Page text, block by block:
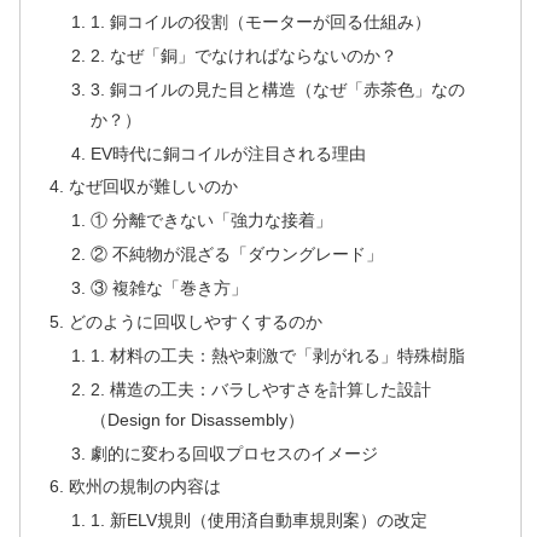
1. 銅コイルの役割（モーターが回る仕組み）
2. なぜ「銅」でなければならないのか？
3. 銅コイルの見た目と構造（なぜ「赤茶色」なの
か？）
EV時代に銅コイルが注目される理由
なぜ回収が難しいのか
① 分離できない「強力な接着」
② 不純物が混ざる「ダウングレード」
③ 複雑な「巻き方」
どのように回収しやすくするのか
1. 材料の工夫：熱や刺激で「剥がれる」特殊樹脂
2. 構造の工夫：バラしやすさを計算した設計
（Design for Disassembly）
劇的に変わる回収プロセスのイメージ
欧州の規制の内容は
1. 新ELV規則（使用済自動車規則案）の改定